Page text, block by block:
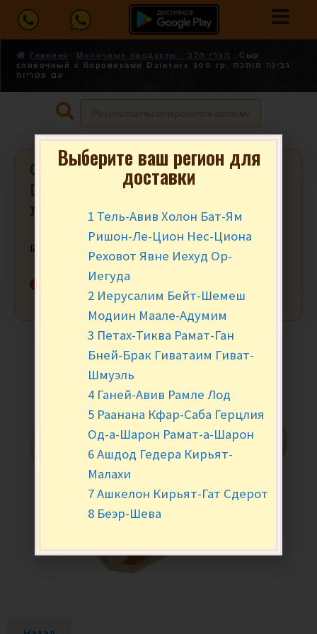
Главная Молочные продукты - מצרי חלב
Сыр
сливочный с боровиками Dzintars 200 гр. גבינה מותכת
עם פטריות
Сыр сливочный с боровиками
Dzintars 200 гр. גבינה מותכת עם
פטריות
₪ 21.90 за шт.
Нет в наличии
Выберите ваш регион для
доставки
1 Тель-Авив Холон Бат-Ям
Ришон-Ле-Цион Нес-Циона
Реховот Явне Иехуд Ор-
Иегуда
2 Иерусалим Бейт-Шемеш
Модиин Маале-Адумим
3 Петах-Тиква Рамат-Ган
Бней-Брак Гиватаим Гиват-
Шмуэль
4 Ганей-Авив Рамле Лод
5 Раанана Кфар-Саба Герцлия
Од-а-Шарон Рамат-а-Шарон
6 Ашдод Гедера Кирьят-
Малахи
7 Ашкелон Кирьят-Гат Сдерот
8 Беэр-Шева